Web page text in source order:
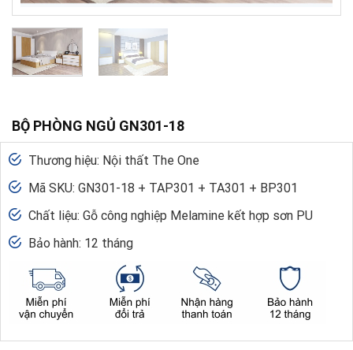
BỘ PHÒNG NGỦ GN301-18
Thương hiệu: Nội thất The One
Mã SKU: GN301-18 + TAP301 + TA301 + BP301
Chất liệu: Gỗ công nghiệp Melamine kết hợp sơn PU
Bảo hành: 12 tháng